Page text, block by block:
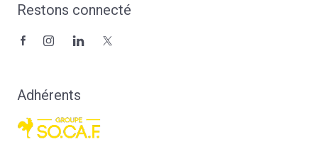
Restons connecté
Adhérents